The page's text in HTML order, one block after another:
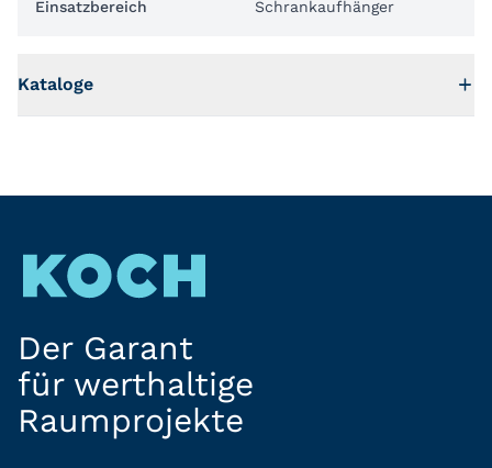
Einsatzbereich Schrankaufhänger
Kataloge
Der Garant
für werthaltige
Raumprojekte